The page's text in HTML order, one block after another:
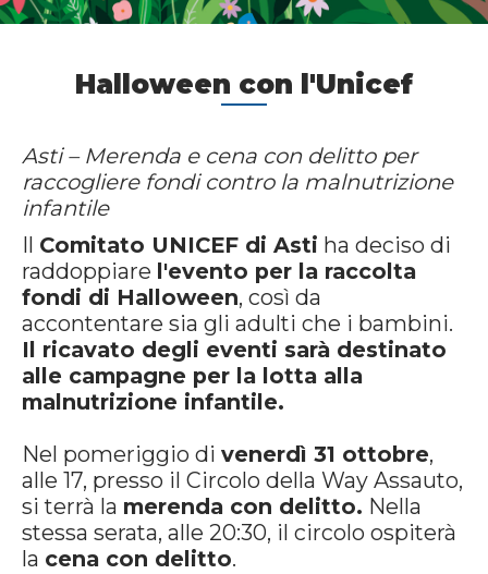
Halloween con l'Unicef
Asti – Merenda e cena con delitto per
raccogliere fondi contro la malnutrizione
infantile
Il Comitato UNICEF di Asti ha deciso di
raddoppiare l'evento per la raccolta
fondi di Halloween, così da
accontentare sia gli adulti che i bambini.
Il ricavato degli eventi sarà destinato
alle campagne per la lotta alla
malnutrizione infantile.
Nel pomeriggio di venerdì 31 ottobre,
alle 17, presso il Circolo della Way Assauto,
si terrà la merenda con delitto. Nella
stessa serata, alle 20:30, il circolo ospiterà
la cena con delitto.